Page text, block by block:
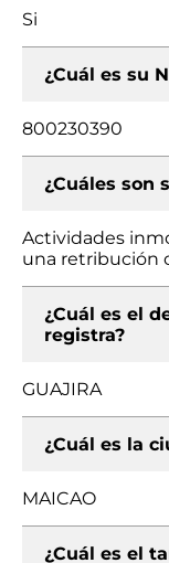
Si
¿Cuál es su
800230390
¿Cuáles son
Actividades
una retribución
¿Cuál es el
registra?
GUAJIRA
¿Cuál es la
MAICAO
¿Cuál es el